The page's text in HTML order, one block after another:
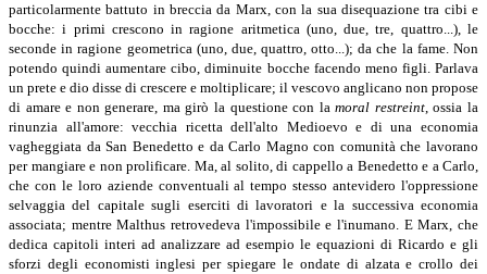
particolarmente battuto in breccia da Marx, con la sua disequazione tra cibi e
bocche: i primi crescono in ragione aritmetica (uno, due, tre, quattro...), le
seconde in ragione geometrica (uno, due, quattro, otto...); da che la fame. Non
potendo quindi aumentare cibo, diminuite bocche facendo meno figli. Parlava
un prete e dio disse di crescere e moltiplicare; il vescovo anglicano non propose
di amare e non generare, ma girò la questione con lamoral restreint, ossia la
rinunzia all'amore: vecchia ricetta dell'alto Medioevo e di una economia
vagheggiata da San Benedetto e da Carlo Magno con comunità che lavorano
per mangiare e non prolificare. Ma, al solito, di cappello a Benedetto e a Carlo,
che con le loro aziende conventuali al tempo stesso antevidero l'oppressione
selvaggia del capitale sugli eserciti di lavoratori e la successiva economia
associata; mentre Malthus retrovedeva l'impossibile e l'inumano. E Marx, che
dedica capitoli interi ad analizzare ad esempio le equazioni di Ricardo e gli
sforzi degli economisti inglesi per spiegare le ondate di alzata e crollo dei